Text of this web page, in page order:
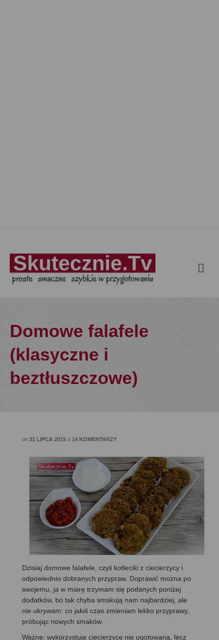
Domowe falafele
(klasyczne i
beztłuszczowe)
on 31 LIPCA 2015 z 14 KOMENTARZY
Dzisiaj domowe falafele, czyli kotleciki z ciecierzycy i
odpowiednio dobranych przypraw. Doprawić można po
swojemu, ja w miarę trzymam się podanych poniżej
dodatków, bo tak chyba smakują nam najbardziej, ale
nie ukrywam: co jakiś czas zmieniam lekko przyprawy,
próbując nowych smaków.
Ważne: wykorzystuję ciecierzycę nie ugotowaną, lecz